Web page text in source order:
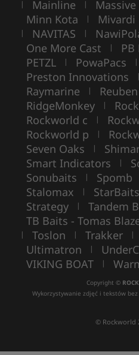
| Mainline |
Minn Kota | Mivardi
| NAVITAS |
One More Cast |
PETZL | PowaPacs |
Preston Innovations |
Raymarine |
RidgeMonkey |
Rockworld c |
Rockworld p |
Seven Oaks |
Smart Indicators |
Sonubaits | Spomb
Stalomax | StarBaits
Strategy | Tandem
TB Baits - Tomas
| Toslon | Trakker |
Ultimatron |
VIKING BOAT |
Copyright ©
Wykorzystywanie zdjęć i tekstów
© Rockworld